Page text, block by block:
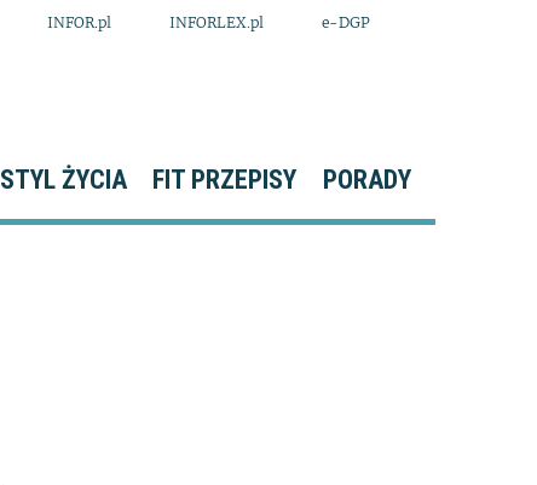
INFOR.pl INFORLEX.pl e-DGP
STYL ŻYCIA FIT PRZEPISY PORADY